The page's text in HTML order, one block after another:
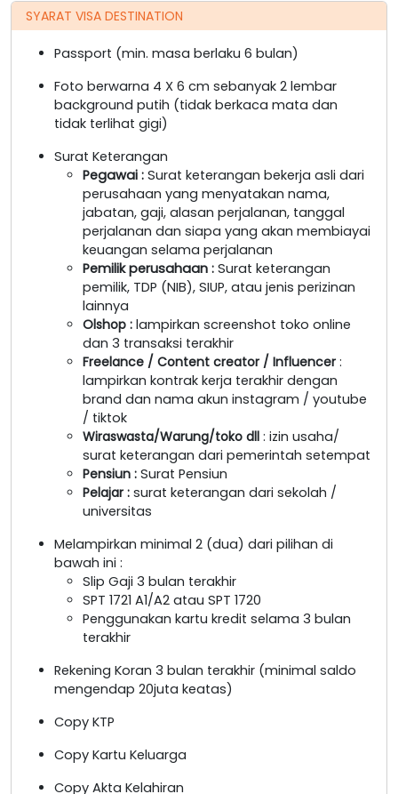
SYARAT VISA DESTINATION
Passport (min. masa berlaku 6 bulan)
Foto berwarna 4 X 6 cm sebanyak 2 lembar
background putih (tidak berkaca mata dan
tidak terlihat gigi)
Surat Keterangan
Pegawai : Surat keterangan bekerja asli dari
perusahaan yang menyatakan nama,
jabatan, gaji, alasan perjalanan, tanggal
perjalanan dan siapa yang akan membiayai
keuangan selama perjalanan
Pemilik perusahaan : Surat keterangan
pemilik, TDP (NIB), SIUP, atau jenis perizinan
lainnya
Olshop : lampirkan screenshot toko online
dan 3 transaksi terakhir
Freelance / Content creator / Influencer :
lampirkan kontrak kerja terakhir dengan
brand dan nama akun instagram / youtube
/ tiktok
Wiraswasta/Warung/toko dll : izin usaha/
surat keterangan dari pemerintah setempat
Pensiun : Surat Pensiun
Pelajar : surat keterangan dari sekolah /
universitas
Melampirkan minimal 2 (dua) dari pilihan di
bawah ini :
Slip Gaji 3 bulan terakhir
SPT 1721 A1/A2 atau SPT 1720
Penggunakan kartu kredit selama 3 bulan
terakhir
Rekening Koran 3 bulan terakhir (minimal saldo
mengendap 20juta keatas)
Copy KTP
Copy Kartu Keluarga
Copy Akta Kelahiran